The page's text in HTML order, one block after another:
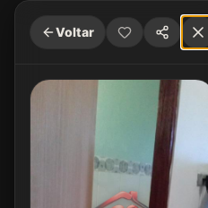
Voltar